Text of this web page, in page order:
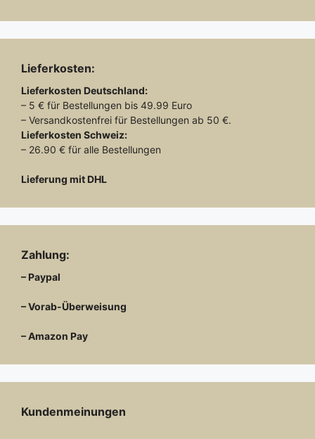
Lieferkosten:
Lieferkosten Deutschland:
– 5 € für Bestellungen bis 49.99 Euro
– Versandkostenfrei für Bestellungen ab 50 €.
Lieferkosten Schweiz:
– 26.90 € für alle Bestellungen
Lieferung mit DHL
Zahlung:
– Paypal
– Vorab-Überweisung
– Amazon Pay
Kundenmeinungen